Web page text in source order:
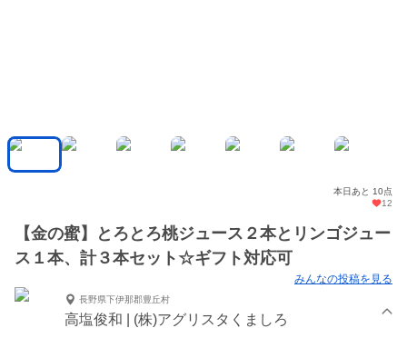
本日あと 10点
12
【金の蜜】とろとろ桃ジュース２本とリンゴジュー
ス１本、計３本セット☆ギフト対応可
みんなの投稿を見る
長野県下伊那郡豊丘村
高塩俊和 | (株)アグリスタくましろ